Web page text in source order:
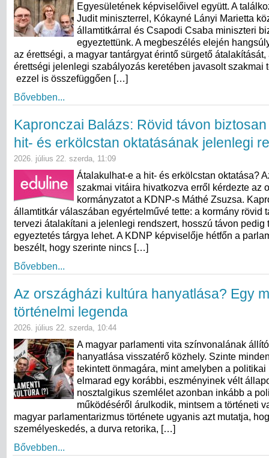
Egyesületének képviselőivel együtt. A
Judit miniszterrel, Kókayné Lányi Marietta
államtitkárral és Csapodi Csaba miniszteri
egyeztettünk. A megbeszélés elején
az érettségi, a magyar tantárgyat érintő sürgető átalakítását,
érettségi jelenlegi szabályozás keretében javasolt szakmai
ezzel is összefüggően […]
Bővebben...
Kapronczai Balázs: Rövid távon
hit- és erkölcstan oktatásának jelenlegi
2026. július 22. szerda, 11:09
Átalakulhat-e a hit- és erkölcstan oktatása?
szakmai vitáira hivatkozva erről kérdezte az
kormányzatot a KDNP-s Máthé Zsuzsa.
államtitkár válaszában egyértelművé tette: a kormány rövid
tervezi átalakítani a jelenlegi rendszert, hosszú távon pedig
egyeztetés tárgya lehet. A KDNP képviselője hétfőn a
beszélt, hogy szerinte nincs […]
Bővebben...
Az országházi kultúra hanyatlása? Egy
történelmi legenda
2026. július 22. szerda, 10:44
A magyar parlamenti vita színvonalának
hanyatlása visszatérő közhely. Szinte
tekintett önmagára, mint amelyben a politikai
elmarad egy korábbi, eszményinek vélt
nosztalgikus szemlélet azonban inkább a
működéséről árulkodik, mintsem a történeti
magyar parlamentarizmus története ugyanis azt mutatja,
személyeskedés, a durva retorika, […]
Bővebben...